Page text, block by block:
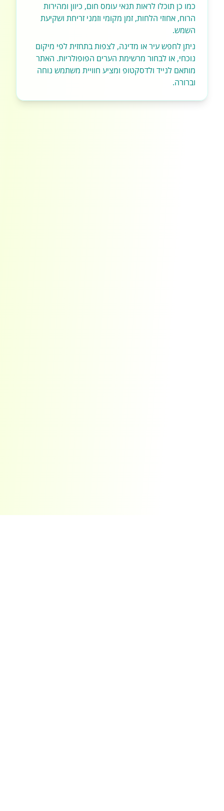
כמו כן תוכלו לראות תנאי עומס חום, כיוון ומהירות
הרוח, אחוזי הלחות, זמן מקומי וזמני זריחת ושקיעת
השמש.
ניתן לחפש עיר או מדינה, לצפות בתחזית לפי מיקום
נוכחי, או לבחור מרשימת הערים הפופולריות. האתר
מותאם לנייד ולדסקטופ ומציע חוויית משתמש נוחה
וברורה.